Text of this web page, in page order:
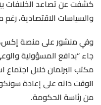
كشفت عن تصاعد الخلافات
والسياسات الاقتصادية،
وفي منشور على منصة إكس،
جاء “بدافع المسؤولية
مكتب البرلمان خلال اجتماع
الوقت ذاته على إعادة
من رئاسة الحكومة.